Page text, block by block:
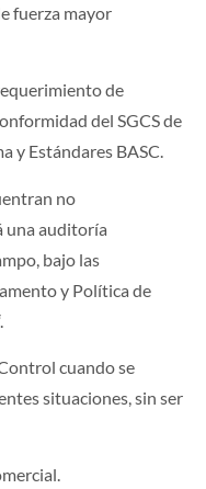
fuerza mayor
de
del SGCS de
y Estándares BASC.
no
una auditoría
bajo las
y Política de
cuando se
situaciones, sin ser